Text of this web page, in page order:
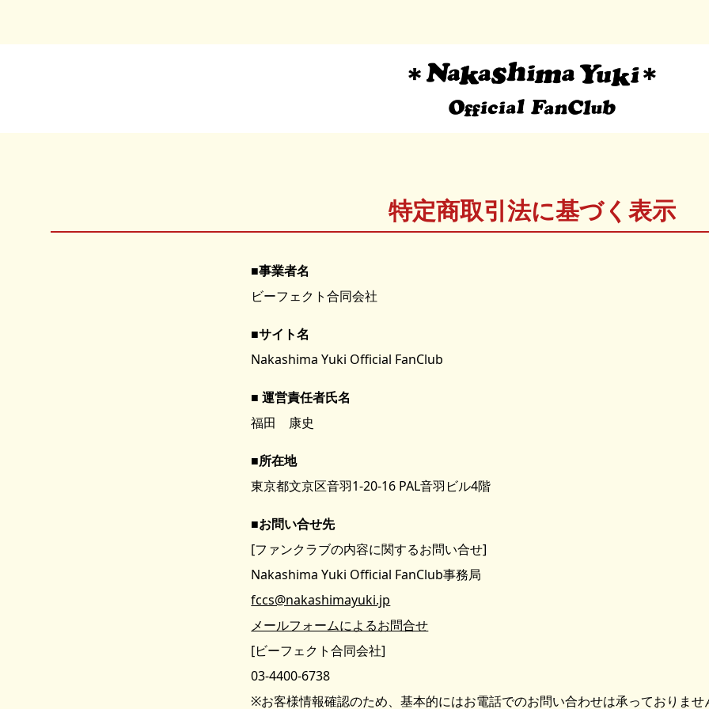
特定商取引法に基づく表示
事業者名
ビーフェクト合同会社
サイト名
Nakashima Yuki Official FanClub
運営責任者氏名
福田 康史
所在地
東京都文京区音羽1-20-16 PAL音羽ビル4階
お問い合せ先
[ファンクラブの内容に関するお問い合せ]
Nakashima Yuki Official FanClub事務局
fccs@nakashimayuki.jp
メールフォームによるお問合せ
[ビーフェクト合同会社]
03-4400-6738
※お客様情報確認のため、基本的にはお電話でのお問い合わせは承っておりませ